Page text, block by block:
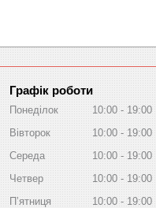
Графік роботи
Понеділок 10:00
19:00
Вівторок
10:00
19:00
Середа
10:00
19:00
Четвер
10:00
19:00
Пʼятниця
10:00
19:00